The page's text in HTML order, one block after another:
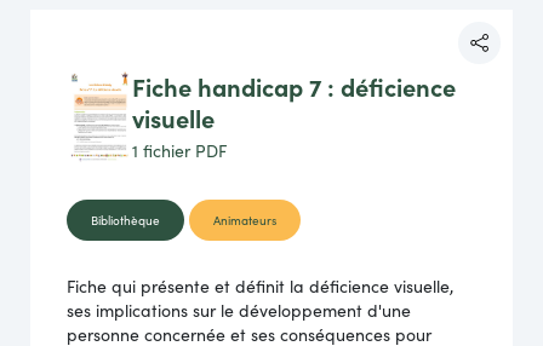
Fiche handicap 7 : déficience
visuelle
1 fichier PDF
Bibliothèque Animateurs
Fiche qui présente et définit la déficience visuelle,
ses implications sur le développement d'une
personne concernée et ses conséquences pour